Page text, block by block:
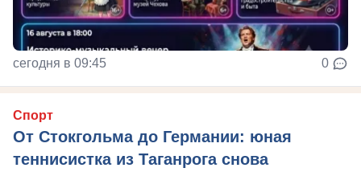
сегодня в 09:45 0
Спорт
От Стокгольма до Германии: юная
теннисистка из Таганрога снова